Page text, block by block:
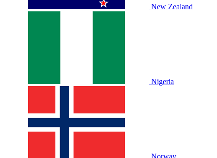
New Zealand
Nigeria
Norway